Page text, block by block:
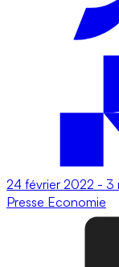
24 février 2022 - 3
Presse Economie